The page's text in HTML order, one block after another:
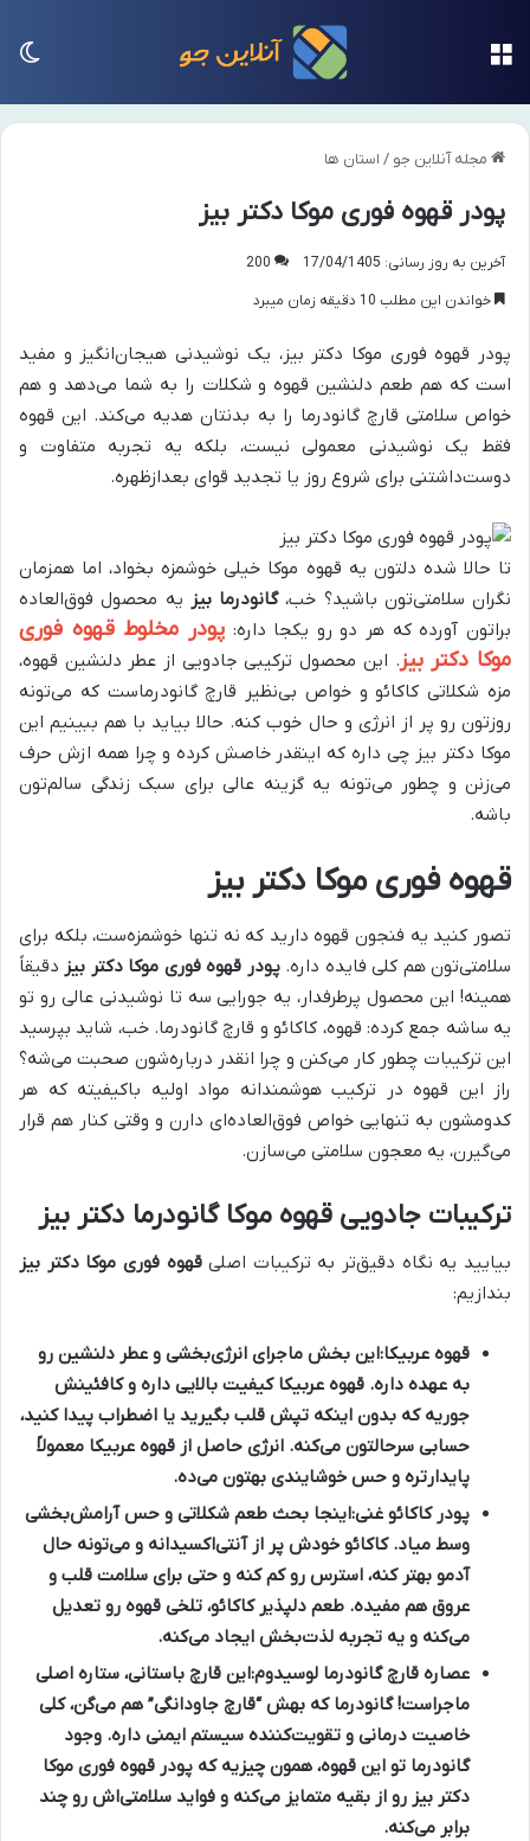
مجله آنلاین جو / استان ها
پودر قهوه فوری موکا دکتر بیز
آخرین به روز رسانی: 17/04/1405
200
خواندن این مطلب 10 دقیقه زمان میبرد
پودر قهوه فوری موکا دکتر بیز، یک نوشیدنی هیجان‌انگیز و مفید
است که هم طعم دلنشین قهوه و شکلات را به شما می‌دهد و هم
خواص سلامتی قارچ گانودرما را به بدنتان هدیه می‌کند. این قهوه
فقط یک نوشیدنی معمولی نیست، بلکه یه تجربه متفاوت و
دوست‌داشتنی برای شروع روز یا تجدید قوای بعدازظهره.
تا حالا شده دلتون یه قهوه موکا خیلی خوشمزه بخواد، اما همزمان
نگران سلامتی‌تون باشید؟ خب،گانودرما بیز یه محصول فوق‌العاده
براتون آورده که هر دو رو یکجا داره:پودر مخلوط قهوه فوری
موکا دکتر بیز . این محصول ترکیبی جادویی از عطر دلنشین قهوه،
مزه شکلاتی کاکائو و خواص بی‌نظیر قارچ گانودرماست که می‌تونه
روزتون رو پر از انرژی و حال خوب کنه. حالا بیاید با هم ببینیم این
موکا دکتر بیز چی داره که اینقدر خاصش کرده و چرا همه ازش حرف
می‌زنن و چطور می‌تونه یه گزینه عالی برای سبک زندگی سالم‌تون
باشه.
قهوه فوری موکا دکتر بیز
تصور کنید یه فنجون قهوه دارید که نه تنها خوشمزه‌ست، بلکه برای
سلامتی‌تون هم کلی فایده داره.پودر قهوه فوری موکا دکتر بیز دقیقاً
همینه! این محصول پرطرفدار، یه جورایی سه تا نوشیدنی عالی رو تو
یه ساشه جمع کرده: قهوه، کاکائو و قارچ گانودرما. خب، شاید بپرسید
این ترکیبات چطور کار می‌کنن و چرا انقدر درباره‌شون صحبت می‌شه؟
راز این قهوه در ترکیب هوشمندانه مواد اولیه باکیفیته که هر
کدومشون به تنهایی خواص فوق‌العاده‌ای دارن و وقتی کنار هم قرار
می‌گیرن، یه معجون سلامتی می‌سازن.
ترکیبات جادویی قهوه موکا گانودرما دکتر بیز
بیایید یه نگاه دقیق‌تر به ترکیبات اصلیقهوه فوری موکا دکتر بیز
بندازیم:
قهوه عربیکا:این بخش ماجرای انرژی‌بخشی و عطر دلنشین رو
به عهده داره. قهوه عربیکا کیفیت بالایی داره و کافئینش
جوریه که بدون اینکه تپش قلب بگیرید یا اضطراب پیدا کنید،
حسابی سرحالتون می‌کنه. انرژی حاصل از قهوه عربیکا معمولاً
پایدارتره و حس خوشایندی بهتون می‌ده.
پودر کاکائو غنی:اینجا بحث طعم شکلاتی و حس آرامش‌بخشی
وسط میاد. کاکائو خودش پر از آنتی‌اکسیدانه و می‌تونه حال
آدمو بهتر کنه، استرس رو کم کنه و حتی برای سلامت قلب و
عروق هم مفیده. طعم دلپذیر کاکائو، تلخی قهوه رو تعدیل
می‌کنه و یه تجربه لذت‌بخش ایجاد می‌کنه.
عصاره قارچ گانودرما لوسیدوم:این قارچ باستانی، ستاره اصلی
ماجراست! گانودرما که بهش “قارچ جاودانگی” هم می‌گن، کلی
خاصیت درمانی و تقویت‌کننده سیستم ایمنی داره. وجود
گانودرما تو این قهوه، همون چیزیه که پودر قهوه فوری موکا
دکتر بیز رو از بقیه متمایز می‌کنه و فواید سلامتی‌اش رو چند
برابر می‌کنه.